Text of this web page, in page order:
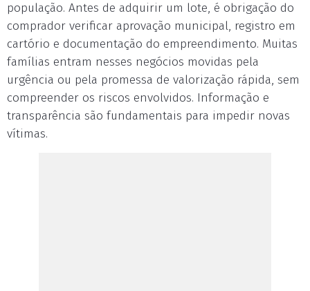
população. Antes de adquirir um lote, é obrigação do
comprador verificar aprovação municipal, registro em
cartório e documentação do empreendimento. Muitas
famílias entram nesses negócios movidas pela
urgência ou pela promessa de valorização rápida, sem
compreender os riscos envolvidos. Informação e
transparência são fundamentais para impedir novas
vítimas.